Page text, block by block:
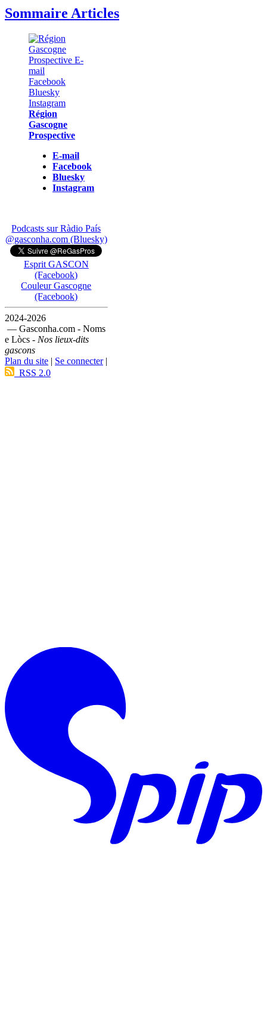
Sommaire Articles
Région
Gascogne
Prospective
E-mail
Facebook
Bluesky
Instagram
Podcasts sur Ràdio País
@gasconha.com (Bluesky)
Esprit GASCON
(Facebook)
Couleur Gascogne
(Facebook)
2024-2026
— Gasconha.com - Noms
e Lòcs - Nos lieux-dits
gascons
Plan du site | Se connecter|
RSS 2.0